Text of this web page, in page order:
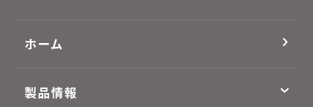
ホーム
製品情報